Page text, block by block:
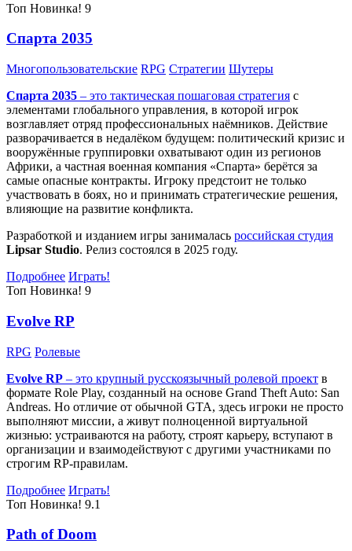
Топ Новинка! 9
Спарта 2035
Многопользовательские RPG Стратегии Шутеры
Спарта 2035 – это тактическая пошаговая стратегия с
элементами глобального управления, в которой игрок
возглавляет отряд профессиональных наёмников. Действие
разворачивается в недалёком будущем: политический кризис и
вооружённые группировки охватывают один из регионов
Африки, а частная военная компания «Спарта» берётся за
самые опасные контракты. Игроку предстоит не только
участвовать в боях, но и принимать стратегические решения,
влияющие на развитие конфликта.
Разработкой и изданием игры занималась российская студия
Lipsar Studio. Релиз состоялся в 2025 году.
Подробнее Играть!
Топ Новинка! 9
Evolve RP
RPG Ролевые
Evolve RP – это крупный русскоязычный ролевой проект в
формате Role Play, созданный на основе Grand Theft Auto: San
Andreas. Но отличие от обычной GTA, здесь игроки не просто
выполняют миссии, а живут полноценной виртуальной
жизнью: устраиваются на работу, строят карьеру, вступают в
организации и взаимодействуют с другими участниками по
строгим RP-правилам.
Подробнее Играть!
Топ Новинка! 9.1
Path of Doom